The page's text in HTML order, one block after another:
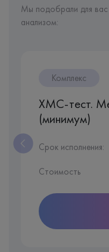
Мы подобрали для вас
анализом:
Комплекс
ХМС-тест.
(минимум)
Срок исполнения:
Стоимость